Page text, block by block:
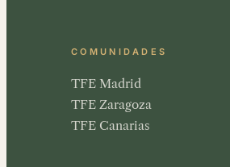
COMUNIDADES
TFE Madrid
TFE Zaragoza
TFE Canarias